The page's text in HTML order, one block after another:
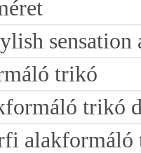
trikó
trikó